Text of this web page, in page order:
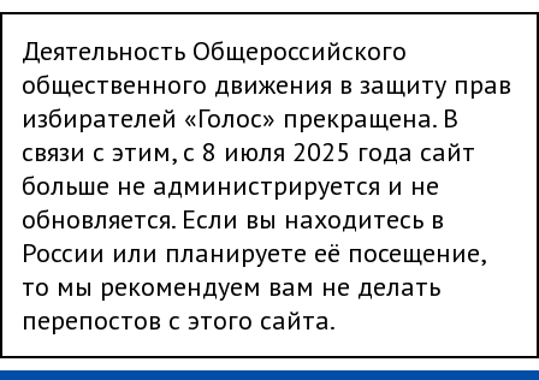
Деятельность Общероссийского
общественного движения в защиту прав
избирателей «Голос» прекращена. В
связи с этим, с 8 июля 2025 года сайт
больше не администрируется и не
обновляется. Если вы находитесь в
России или планируете её посещение,
то мы рекомендуем вам не делать
перепостов с этого сайта.